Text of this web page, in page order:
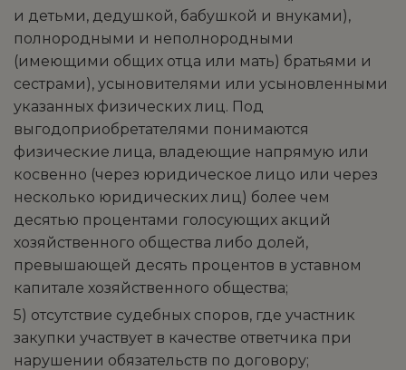
и детьми, дедушкой, бабушкой и внуками),
полнородными и неполнородными
(имеющими общих отца или мать) братьями и
сестрами), усыновителями или усыновленными
указанных физических лиц. Под
выгодоприобретателями понимаются
физические лица, владеющие напрямую или
косвенно (через юридическое лицо или через
несколько юридических лиц) более чем
десятью процентами голосующих акций
хозяйственного общества либо долей,
превышающей десять процентов в уставном
капитале хозяйственного общества;
5) отсутствие судебных споров, где участник
закупки участвует в качестве ответчика при
нарушении обязательств по договору;